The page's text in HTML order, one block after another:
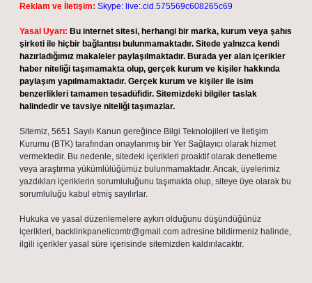
Reklam ve İletişim: Skype: live:.cid.575569c608265c69
Yasal Uyarı: Bu internet sitesi, herhangi bir marka, kurum veya şahıs
şirketi ile hiçbir bağlantısı bulunmamaktadır. Sitede yalnızca kendi
hazırladığımız makaleler paylaşılmaktadır. Burada yer alan içerikler
haber niteliği taşımamakta olup, gerçek kurum ve kişiler hakkında
paylaşım yapılmamaktadır. Gerçek kurum ve kişiler ile isim
benzerlikleri tamamen tesadüfidir. Sitemizdeki bilgiler taslak
halindedir ve tavsiye niteliği taşımazlar.
Sitemiz, 5651 Sayılı Kanun gereğince Bilgi Teknolojileri ve İletişim
Kurumu (BTK) tarafından onaylanmış bir Yer Sağlayıcı olarak hizmet
vermektedir. Bu nedenle, sitedeki içerikleri proaktif olarak denetleme
veya araştırma yükümlülüğümüz bulunmamaktadır. Ancak, üyelerimiz
yazdıkları içeriklerin sorumluluğunu taşımakta olup, siteye üye olarak bu
sorumluluğu kabul etmiş sayılırlar.
Hukuka ve yasal düzenlemelere aykırı olduğunu düşündüğünüz
içerikleri, backlinkpanelicomtr@gmail.com adresine bildirmeniz halinde,
ilgili içerikler yasal süre içerisinde sitemizden kaldırılacaktır.